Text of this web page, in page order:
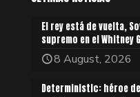
El rey está de vuelta,
supremo en el Whitney
8 August, 2026
Deterministic: héroe